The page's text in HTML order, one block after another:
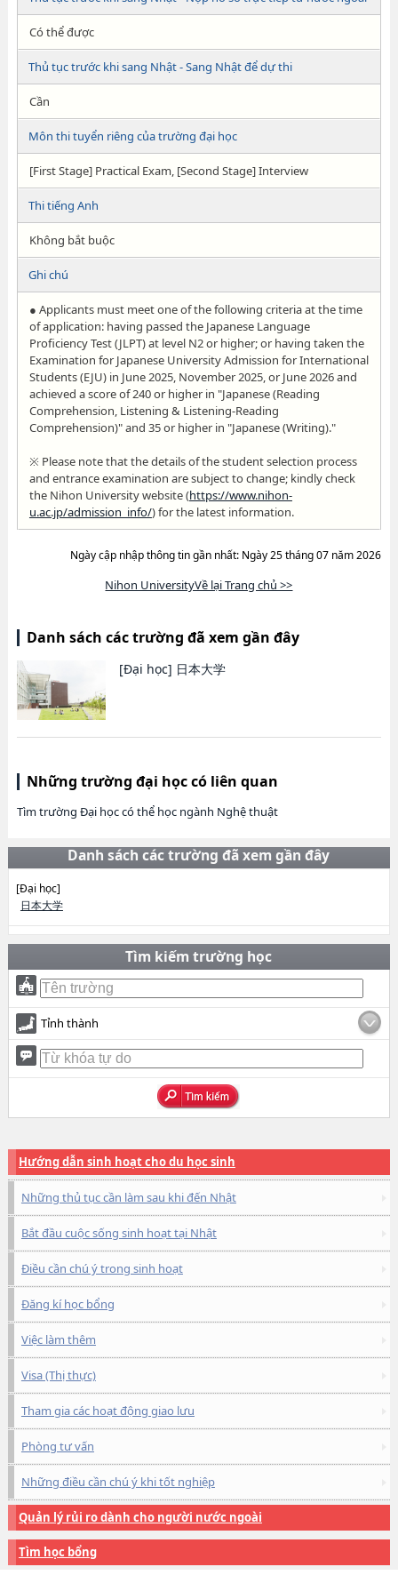
Có thể được
Thủ tục trước khi sang Nhật - Sang Nhật để dự thi
Cần
Môn thi tuyển riêng của trường đại học
[First Stage] Practical Exam, [Second Stage] Interview
Thi tiếng Anh
Không bắt buộc
Ghi chú
● Applicants must meet one of the following criteria at the time
of application: having passed the Japanese Language
Proficiency Test (JLPT) at level N2 or higher; or having taken the
Examination for Japanese University Admission for International
Students (EJU) in June 2025, November 2025, or June 2026 and
achieved a score of 240 or higher in "Japanese (Reading
Comprehension, Listening & Listening-Reading
Comprehension)" and 35 or higher in "Japanese (Writing)."
※ Please note that the details of the student selection process
and entrance examination are subject to change; kindly check
the Nihon University website (https://www.nihon-
u.ac.jp/admission_info/) for the latest information.
Ngày cập nhập thông tin gần nhất: Ngày 25 tháng 07 năm 2026
Nihon UniversityVề lại Trang chủ >>
Danh sách các trường đã xem gần đây
[Đại học] 日本大学
Những trường đại học có liên quan
Tìm trường Đại học có thể học ngành Nghệ thuật
Danh sách các trường đã xem gần đây
[Đại học]
日本大学
Tìm kiếm trường học
Tỉnh thành
Hướng dẫn sinh hoạt cho du học sinh
Những thủ tục cần làm sau khi đến Nhật
Bắt đầu cuộc sống sinh hoạt tại Nhật
Điều cần chú ý trong sinh hoạt
Đăng kí học bổng
Việc làm thêm
Visa (Thị thực)
Tham gia các hoạt động giao lưu
Phòng tư vấn
Những điều cần chú ý khi tốt nghiệp
Quản lý rủi ro dành cho người nước ngoài
Tìm học bổng